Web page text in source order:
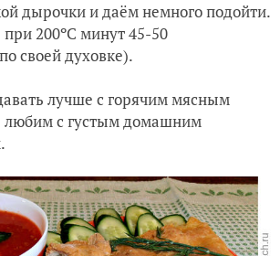
дырочки и даём немного подойти.
200ºС минут 45-50
своей духовке).
лучше с горячим мясным
любим с густым домашним